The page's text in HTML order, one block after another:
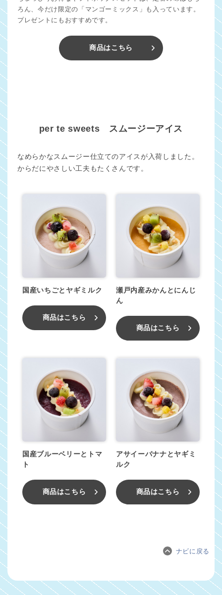
ろん、今だけ限定の「マンゴーミックス」も入っています。
プレゼントにもおすすめです。
商品はこちら
per te sweets スムージーアイス
なめらかなスムージー仕立てのアイスが入荷しました。
からだにやさしい工夫もたくさんです。
国産いちごとヤギミルク
商品はこちら
瀬戸内産みかんとにんじ
ん
商品はこちら
国産ブルーベリーとトマ
ト
商品はこちら
アサイーバナナとヤギミ
ルク
商品はこちら
ナビに戻る